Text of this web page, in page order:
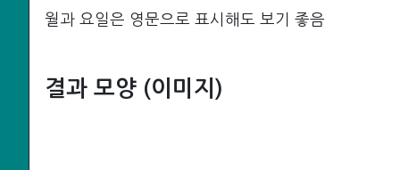
월과 요일은 영문으로 표시해도 보기 좋음
결과 모양 (이미지)